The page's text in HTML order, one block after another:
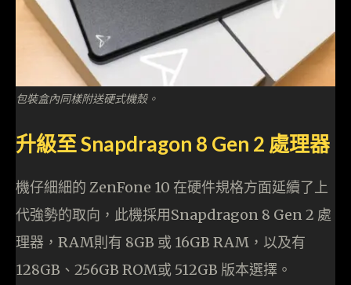
包裝盒內同樣附送硬式機殼。
升級至 Snapdragon 8 Gen 2 處理器
機仔細細的 ZenFone 10 在硬件規格方面延續了上
代強勢的取向，此機採用Snapdragon 8 Gen 2 處
理器，RAM則有 8GB 或 16GB RAM，以及有
128GB、256GB ROM或 512GB 版本選擇。